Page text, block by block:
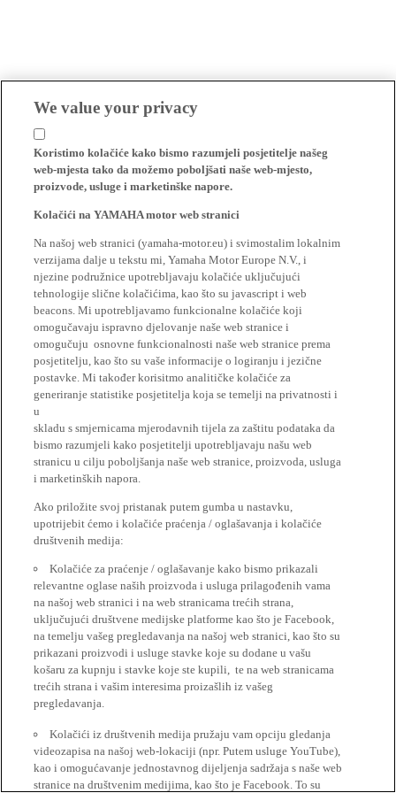
We value your privacy
Koristimo kolačiće kako bismo razumjeli posjetitelje našeg
web-mjesta tako da možemo poboljšati naše web-mjesto,
proizvode, usluge i marketinške napore.
Kolačići na YAMAHA motor web stranici
Na našoj web stranici (yamaha-motor.eu) i svimostalim lokalnim
verzijama dalje u tekstu mi, Yamaha Motor Europe N.V., i
njezine podružnice upotrebljavaju kolačiće uključujući
tehnologije slične kolačićima, kao što su javascript i web
beacons. Mi upotrebljavamo funkcionalne kolačiće koji
omogučavaju ispravno djelovanje naše web stranice i
omogučuju osnovne funkcionalnosti naše web stranice prema
posjetitelju, kao što su vaše informacije o logiranju i jezične
postavke. Mi također korisitmo analitičke kolačiće za
generiranje statistike posjetitelja koja se temelji na privatnosti i
u
skladu s smjernicama mjerodavnih tijela za zaštitu podataka da
bismo razumjeli kako posjetitelji upotrebljavaju našu web
stranicu u cilju poboljšanja naše web stranice, proizvoda, usluga
i marketinških napora.
Ako priložite svoj pristanak putem gumba u nastavku,
upotrijebit ćemo i kolačiće praćenja / oglašavanja i kolačiće
društvenih medija:
Kolačiće za praćenje / oglašavanje kako bismo prikazali
relevantne oglase naših proizvoda i usluga prilagođenih vama
na našoj web stranici i na web stranicama trećih strana,
uključujući društvene medijske platforme kao što je Facebook,
na temelju vašeg pregledavanja na našoj web stranici, kao što su
prikazani proizvodi i usluge stavke koje su dodane u vašu
košaru za kupnju i stavke koje ste kupili, te na web stranicama
trećih strana i vašim interesima proizašlih iz vašeg
pregledavanja.
Kolačići iz društvenih medija pružaju vam opciju gledanja
videozapisa na našoj web-lokaciji (npr. Putem usluge YouTube),
kao i omogućavanje jednostavnog dijeljenja sadržaja s naše web
stranice na društvenim medijima, kao što je Facebook. To su